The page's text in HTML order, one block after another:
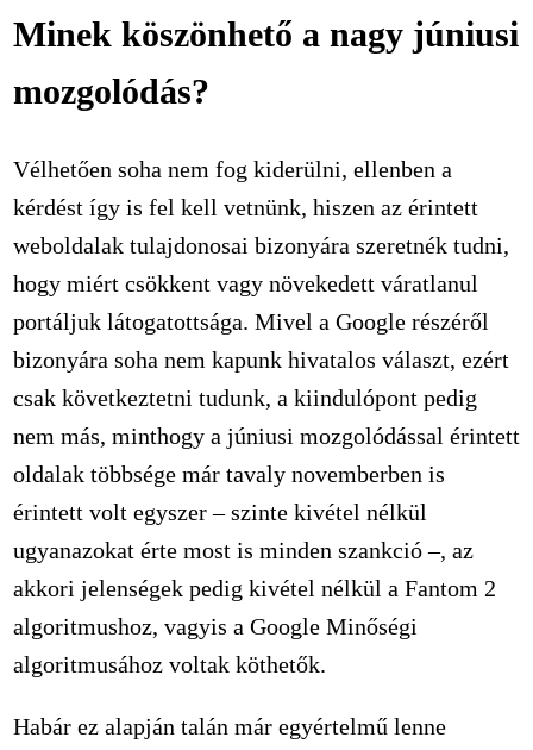
Minek köszönhető a nagy júniusi
mozgolódás?
Vélhetően soha nem fog kiderülni, ellenben a
kérdést így is fel kell vetnünk, hiszen az érintett
weboldalak tulajdonosai bizonyára szeretnék tudni,
hogy miért csökkent vagy növekedett váratlanul
portáljuk látogatottsága. Mivel a Google részéről
bizonyára soha nem kapunk hivatalos választ, ezért
csak következtetni tudunk, a kiindulópont pedig
nem más, minthogy a júniusi mozgolódással érintett
oldalak többsége már tavaly novemberben is
érintett volt egyszer – szinte kivétel nélkül
ugyanazokat érte most is minden szankció –, az
akkori jelenségek pedig kivétel nélkül a Fantom 2
algoritmushoz, vagyis a Google Minőségi
algoritmusához voltak köthetők.
Habár ez alapján talán már egyértelmű lenne